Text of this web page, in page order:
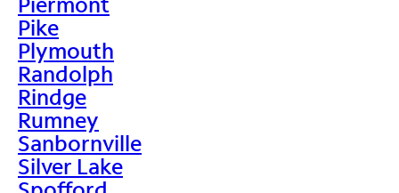
Pike
Plymouth
Randolph
Rindge
Rumney
Sanbornville
Silver Lake